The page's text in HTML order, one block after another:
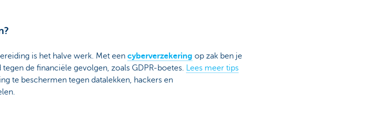
is het halve werk. Met eencyberverzekering op zak ben je
tegen de financiële gevolgen, zoals GDPR-boetes. Lees meer tips
te beschermen tegen datalekken, hackers en